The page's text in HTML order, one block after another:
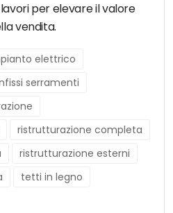
per elevare il valore
vendita.
elettrico
serramenti
ristrutturazione completa
ristrutturazione esterni
tetti in legno